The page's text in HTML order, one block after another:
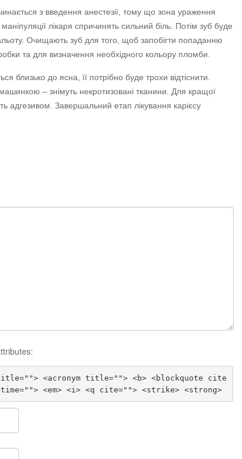
з введення анестезії, тому що зона ураження
лікаря спричинять сильний біль. Потім зуб буде
Очищають зуб для того, щоб запобігти попаданню
та для визначення необхідного кольору пломби.
близько до ясна, її потрібно буде трохи відтіснити.
– знімуть некротизовані тканини. Для кращої
адгезивом. Завершальний етап лікування карієсу
<acronym title=""> <b> <blockquote cite
<em> <i> <q cite=""> <strike> <strong>